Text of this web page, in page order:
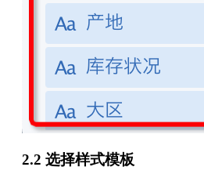
2.2 选择样式模板